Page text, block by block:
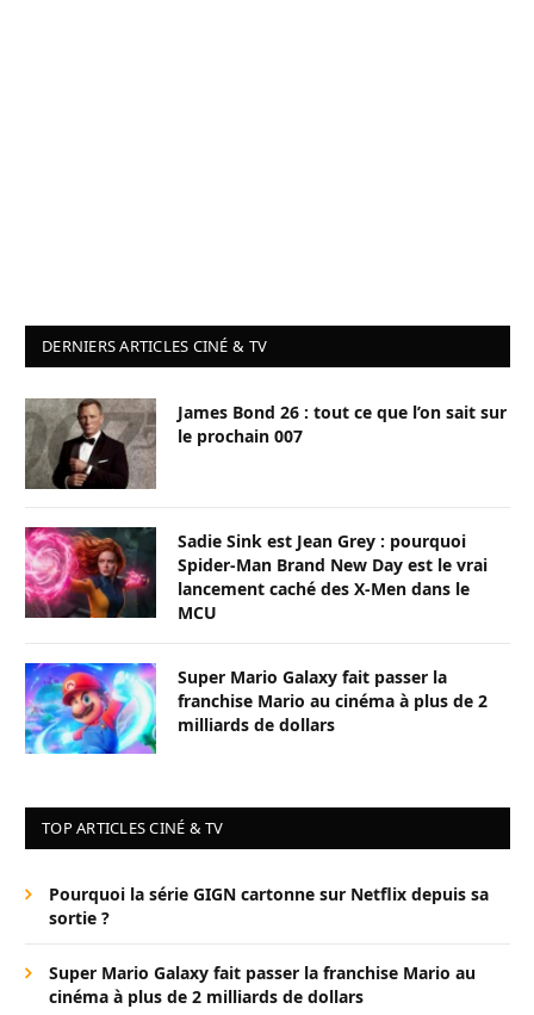
DERNIERS ARTICLES CINÉ & TV
James Bond 26 : tout ce que l’on sait sur
le prochain 007
Sadie Sink est Jean Grey : pourquoi
Spider-Man Brand New Day est le vrai
lancement caché des X-Men dans le
MCU
Super Mario Galaxy fait passer la
franchise Mario au cinéma à plus de 2
milliards de dollars
TOP ARTICLES CINÉ & TV
Pourquoi la série GIGN cartonne sur Netflix depuis sa
sortie ?
Super Mario Galaxy fait passer la franchise Mario au
cinéma à plus de 2 milliards de dollars